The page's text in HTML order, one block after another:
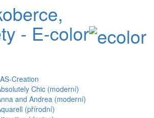
- E-color
Creation
Chic (moderní)
and Andrea (moderní)
(přírodní)